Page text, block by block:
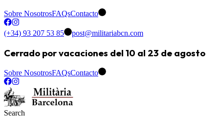
Sobre NosotrosFAQsContacto
(+34) 93 207 53 85 post@militariabcn.com
Cerrado por vacaciones del 10 al 23 de agosto
Sobre NosotrosFAQsContacto
Search